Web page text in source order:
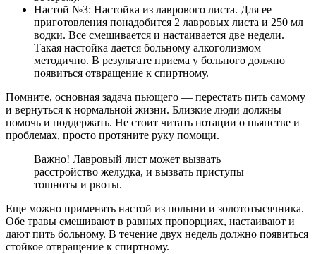
Настой №3: Настойка из лаврового листа. Для ее
приготовления понадобится 2 лавровых листа и 250 мл
водки. Все смешивается и настаивается две недели.
Такая настойка дается больному алкоголизмом
методично. В результате приема у больного должно
появиться отвращение к спиртному.
Помните, основная задача пьющего — перестать пить самому
и вернуться к нормальной жизни. Близкие люди должны
помочь и поддержать. Не стоит читать нотации о пьянстве и
проблемах, просто протяните руку помощи.
Важно! Лавровый лист может вызвать
расстройство желудка, и вызвать приступы
тошноты и рвоты.
Еще можно применять настой из полыни и золототысячника.
Обе травы смешивают в равных пропорциях, настаивают и
дают пить больному. В течение двух недель должно появиться
стойкое отвращение к спиртному.